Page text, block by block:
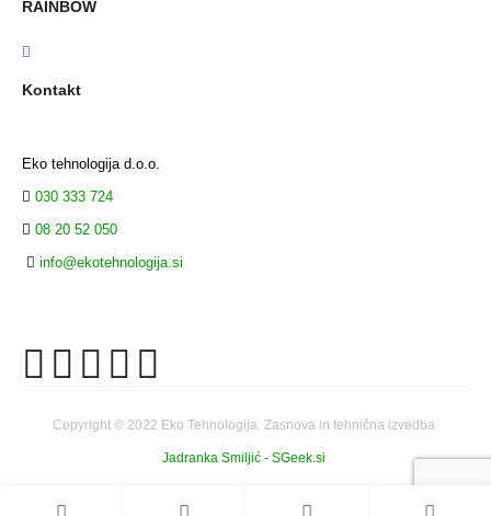
RAINBOW
Kontakt
Eko tehnologija d.o.o.
030 333 724
08 20 52 050
info@ekotehnologija.si
Copyright © 2022 Eko Tehnologija. Zasnova in tehnična izvedba
Jadranka Smiljić - SGeek.si